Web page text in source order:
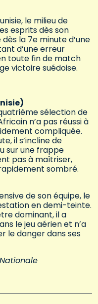
le milieu de
esprits dès son
la 7e minute d’une
d’une erreur
toute fin de match
victoire suédoise.
sélection de
n’a pas réussi à
compliquée.
il s’incline de
sur une frappe
pas à maîtriser,
sombré.
de son équipe, le
en demi-teinte.
dominant, il a
le jeu aérien et n’a
le danger dans ses